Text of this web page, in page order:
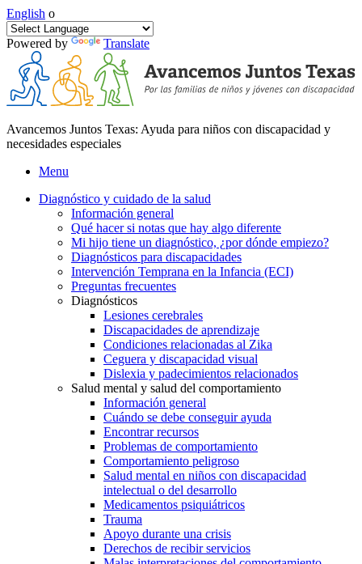
English o
Powered by Translate
Avancemos Juntos Texas: Ayuda para niños con discapacidad y
necesidades especiales
Menu
Diagnóstico y cuidado de la salud
Información general
Qué hacer si notas que hay algo diferente
Mi hijo tiene un diagnóstico, ¿por dónde empiezo?
Diagnósticos para discapacidades
Intervención Temprana en la Infancia (ECI)
Preguntas frecuentes
Diagnósticos
Lesiones cerebrales
Discapacidades de aprendizaje
Condiciones relacionadas al Zika
Ceguera y discapacidad visual
Dislexia y padecimientos relacionados
Salud mental y salud del comportamiento
Información general
Cuándo se debe conseguir ayuda
Encontrar recursos
Problemas de comportamiento
Comportamiento peligroso
Salud mental en niños con discapacidad
intelectual o del desarrollo
Medicamentos psiquiátricos
Trauma
Apoyo durante una crisis
Derechos de recibir servicios